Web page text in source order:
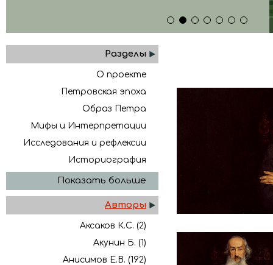
Разделы
О проекте
Петровская эпоха
Образ Петра
Мифы и Интерпретации
Исследования и рефлексии
Историография
Показать больше
Авторы
Аксаков К.С. (2)
Акунин Б. (1)
Анисимов Е.В. (192)